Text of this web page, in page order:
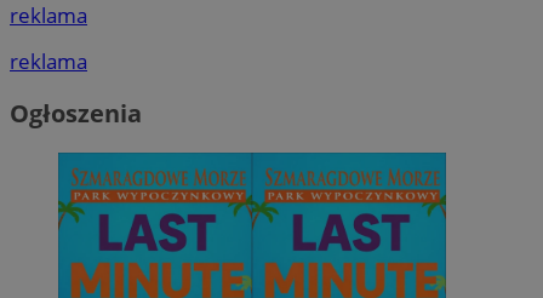
reklama
reklama
Ogłoszenia